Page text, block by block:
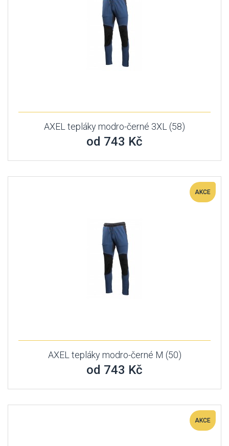
AXEL tepláky modro-černé 3XL (58)
od 743 Kč
AKCE
AXEL tepláky modro-černé M (50)
od 743 Kč
AKCE